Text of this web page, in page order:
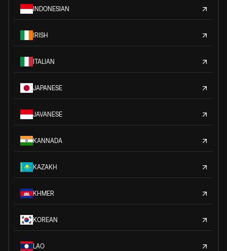
INDONESIAN
IRISH
ITALIAN
JAPANESE
JAVANESE
KANNADA
KAZAKH
KHMER
KOREAN
LAO